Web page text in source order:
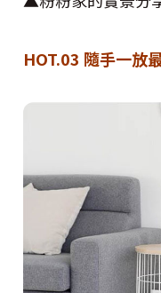
HOT.03 隨手一放